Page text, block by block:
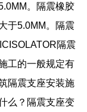
。隔震橡胶
于5.0MM。隔震
隔震
工的一般规定有
隔震支座安装施
么？隔震支座变